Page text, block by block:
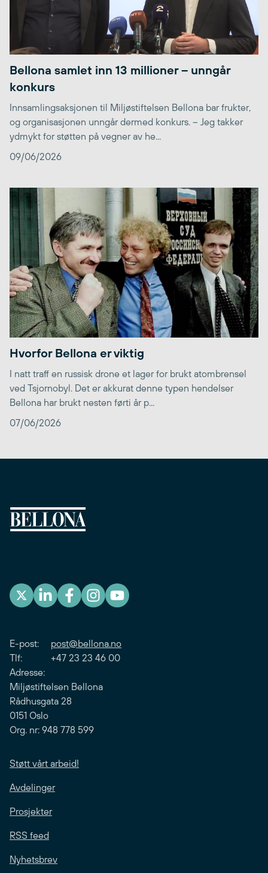
Bellona samlet inn 13 millioner – unngår
konkurs
Innsamlingsaksjonen til Miljøstiftelsen Bellona bar frukter,
og organisasjonen unngår dermed konkurs. – Jeg takker
ydmykt for støtten på vegner av he...
09/06/2026
Hvorfor Bellona er viktig
I natt traff en russisk drone et lager for brukt atombrensel
ved Tsjornobyl. Det er akkurat denne typen hendelser
Bellona har brukt nesten førti år p...
07/06/2026
E-post: post@bellona.no
Tlf: +47 23 23 46 00
Adresse:
Miljøstiftelsen Bellona
Rådhusgata 28
0151 Oslo
Org. nr: 948 778 599
Støtt vårt arbeid!
Avdelinger
Prosjekter
RSS feed
Nyhetsbrev